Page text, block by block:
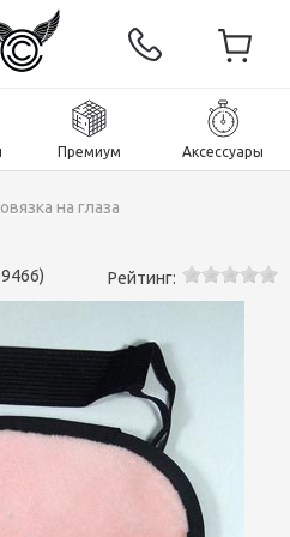
Премиум Аксессуары
на глаза
) Рейтинг: